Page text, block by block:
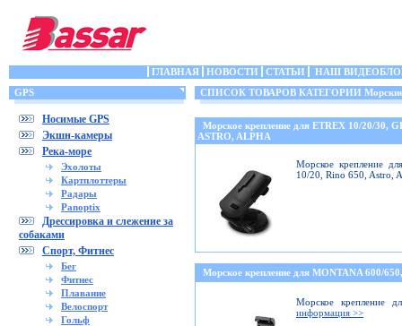
ГЛАВНАЯ НОВОСТИ СТАТЬИ
НАШ
GPS
Носимые GPS
Экшн-камеры
Река-море
Эхолоты
Картплоттеры
Радары
Panoptix
Дрессировка и слежение за
собаками
Спорт, Фитнес
Бег
Фитнес
Плавание
Велоспорт
Гольф
СПИСОК ТОВАРОВ КАТЕГОРИИ Морские
Морское крепление для ETREX 10/20/30,
ASTRO, ALPHA
Морское крепление
10/20, Rino 650, Astro,
Морское крепление для MONTANA 600/
Морское крепление
информация >>